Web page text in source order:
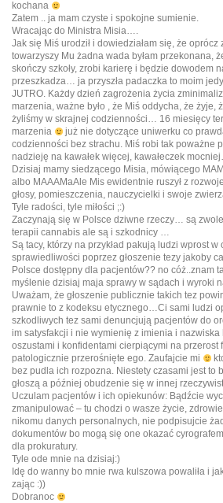
kochana
Zatem .. ja mam czyste i spokojne sumienie.
Wracając do Ministra Misia….
Jak się Miś urodził i dowiedziałam się, że oprócz
towarzyszy Mu żadna wada byłam przekonana,
skończy szkoły, zrobi karierę i będzie dowodem
przeszkadza… ja przyszła padaczka to moim
JUTRO. Każdy dzień zagrożenia życia
marzenia, ważne było , że Miś oddycha, że żyje,
żyliśmy w skrajnej codzienności… 16 miesięcy
marzenia
już nie dotyczące uniwerku co
codzienności bez strachu. Miś robi tak poważne
nadzieję na kawałek więcej, kawałeczek
Dzisiaj mamy siedzącego Misia, mówiącego
albo MAAAMaAle Mis ewidentnie ruszył z
głosy, pomieszczenia, nauczycielki i swoje
Tyle radości, tyle miłości ;:)
Zaczynają się w Polsce dziwne rzeczy… są
terapii cannabis ale są i szkodnicy …
Są tacy, którzy na przykład pakują ludzi wprost w
sprawiedliwości poprzez głoszenie tezy jakoby
Polsce dostępny dla pacjentów?? no cóż..znam
myślenie dzisiaj maja sprawy w sądach i wyroki
Uważam, że głoszenie publicznie takich tez
prawnie to z kodeksu etycznego…Ci sami ludzi
szkodliwych tez sami denuncjują pacjentów do
im satysfakcji i nie wymienię z imienia i nazwiska
oszustami i konfidentami cierpiącymi na przerost
patologicznie przerośnięte ego. Zaufajcie mi
bez pudla ich rozpozna. Niestety czasami jest to
głoszą a później obudzenie się w innej
Uczulam pacjentów i ich opiekunów: Bądźcie
zmanipulować – tu chodzi o wasze życie,
nikomu danych personalnych, nie podpisujcie
dokumentów bo mogą się one okazać
dla prokuratury.
Tyle ode mnie na dzisiaj:)
Idę do wanny bo mnie rwa kulszowa powaliła i
zając :))
Dobranoc